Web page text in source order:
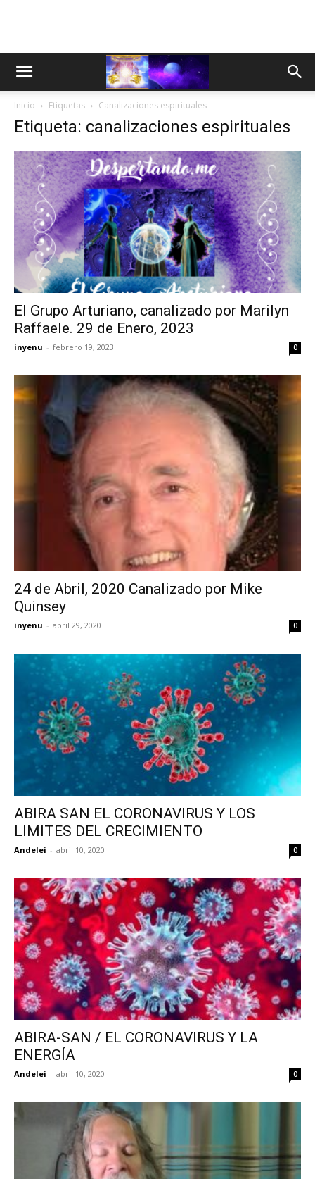
Inicio Etiquetas Canalizaciones espirituales
Etiqueta: canalizaciones espirituales
El Grupo Arturiano, canalizado por Marilyn
Raffaele. 29 de Enero, 2023
inyenu - febrero 19, 2023 0
24 de Abril, 2020 Canalizado por Mike
Quinsey
inyenu - abril 29, 2020 0
ABIRA SAN EL CORONAVIRUS Y LOS
LIMITES DEL CRECIMIENTO
Andelei - abril 10, 2020 0
ABIRA-SAN / EL CORONAVIRUS Y LA
ENERGÍA
Andelei - abril 10, 2020 0